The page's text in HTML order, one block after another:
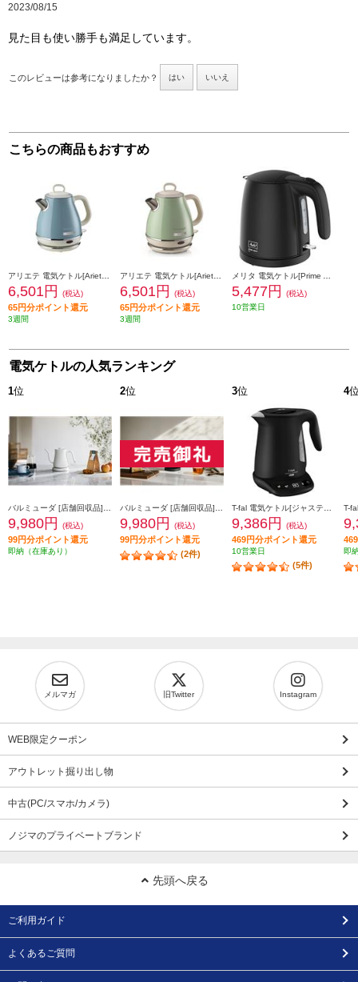
2023/08/15
見た目も使い勝手も満足しています。
このレビューは参考になりましたか？ はい いいえ
こちらの商品もおすすめ
6,501円 (税込)
65円分ポイント還元
3週間
6,501円 (税込)
65円分ポイント還元
3週間
5,477円
(税込)
10営業日
電気ケトルの人気ランキング
1位
9,980円 (税込)
99円分ポイント還元
即納（在庫あり）
2位
9,980円 (税込)
99円分ポイント還元
(2件)
3位
9,386円 (税込)
469円分ポイント還元
10営業日
(5件)
4
即
メルマガ 旧Twitter Instagram
WEB限定クーポン
アウトレット掘り出し物
中古(PC/スマホ/カメラ)
ノジマのプライベートブランド
先頭へ戻る
ご利用ガイド
よくあるご質問